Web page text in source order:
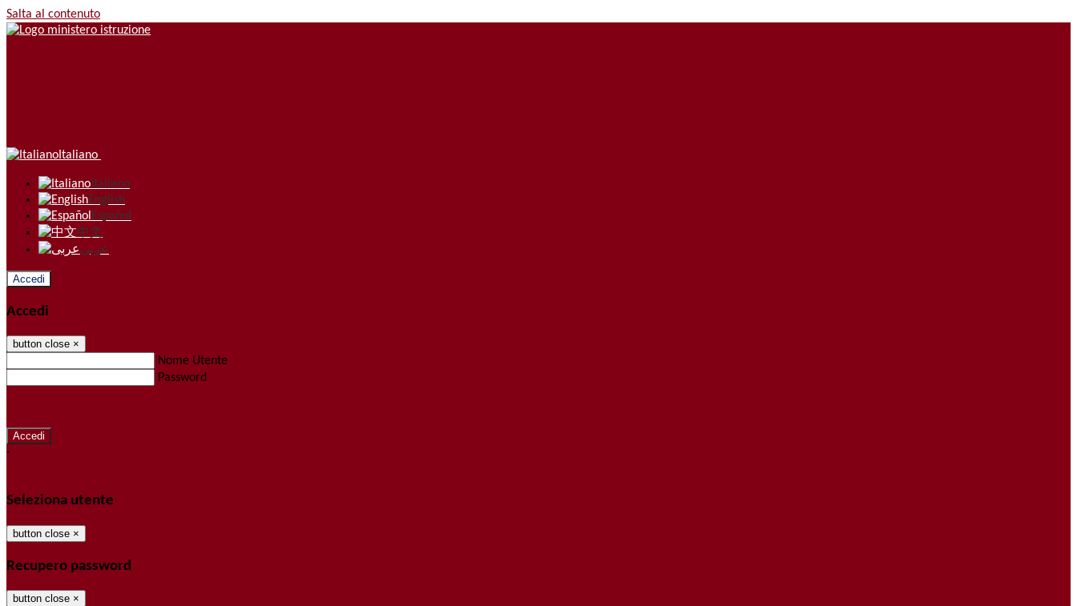
Salta al contenuto
Italiano
Italiano
English
Español
中文
عربى
Accedi
Accedi
button close ×
Nome Utente
Password
-
Seleziona utente
button close ×
Recupero password
button close ×